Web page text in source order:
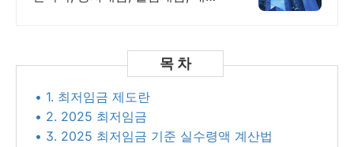
• 1. 최저임금 제도란
• 2. 2025 최저임금
• 3. 2025 최저임금 기준 실수령액 계산법